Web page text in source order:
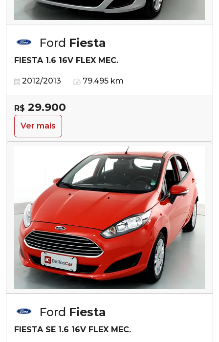
Ford Fiesta
FIESTA 1.6 16V FLEX MEC.
2012/2013 79.495 km
R$ 29.900
Ver mais
Ford Fiesta
FIESTA SE 1.6 16V FLEX MEC.